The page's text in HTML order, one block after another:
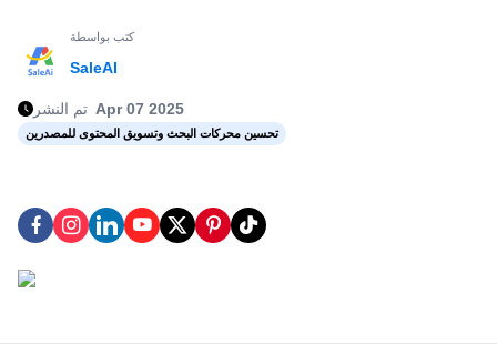
كتب بواسطة
SaleAI
تم النشر Apr 07 2025
تحسين محركات البحث وتسويق المحتوى للمصدرين